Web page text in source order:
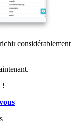
considérablement
!